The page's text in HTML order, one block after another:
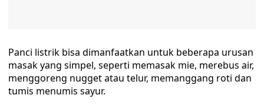
Panci listrik bisa dimanfaatkan untuk beberapa urusan
masak yang simpel, seperti memasak mie, merebus air,
menggoreng nugget atau telur, memanggang roti dan
tumis menumis sayur.